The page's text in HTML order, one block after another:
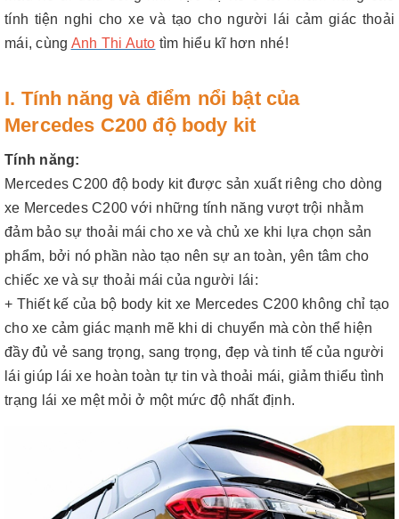
tính tiện nghi cho xe và tạo cho người lái cảm giác thoải
mái, cùng Anh Thi Auto tìm hiểu kĩ hơn nhé!
I. Tính năng và điểm nổi bật của
Mercedes C200 độ body kit
Tính năng:
Mercedes C200 độ body kit được sản xuất riêng cho dòng
xe Mercedes C200 với những tính năng vượt trội nhằm
đảm bảo sự thoải mái cho xe và chủ xe khi lựa chọn sản
phẩm, bởi nó phần nào tạo nên sự an toàn, yên tâm cho
chiếc xe và sự thoải mái của người lái:
+ Thiết kế của bộ body kit xe Mercedes C200 không chỉ tạo
cho xe cảm giác mạnh mẽ khi di chuyển mà còn thể hiện
đầy đủ vẻ sang trọng, sang trọng, đẹp và tinh tế của người
lái giúp lái xe hoàn toàn tự tin và thoải mái, giảm thiểu tình
trạng lái xe mệt mỏi ở một mức độ nhất định.